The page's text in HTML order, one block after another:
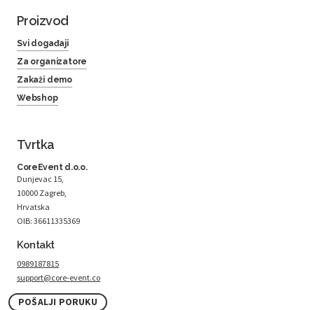
Proizvod
Svi događaji
Za organizatore
Zakaži demo
Webshop
Tvrtka
CoreEvent d.o.o.
Dunjevac 15,
10000 Zagreb,
Hrvatska
OIB: 36611335369
Kontakt
0989187815
support@core-event.co
POŠALJI PORUKU